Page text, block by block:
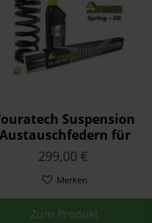
Suspension
Austauschfedern für
F 900 XR ESA 2020 -
299,00 €
Merken
Zum Produkt